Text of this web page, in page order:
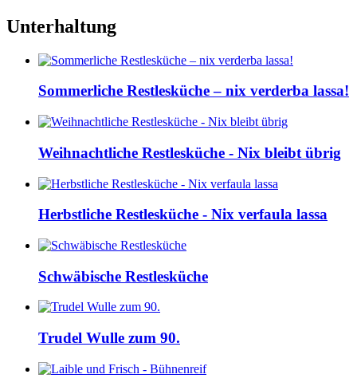
Unterhaltung
Sommerliche Restlesküche – nix verderba lassa!
Weihnachtliche Restlesküche - Nix bleibt übrig
Herbstliche Restlesküche - Nix verfaula lassa
Schwäbische Restlesküche
Trudel Wulle zum 90.